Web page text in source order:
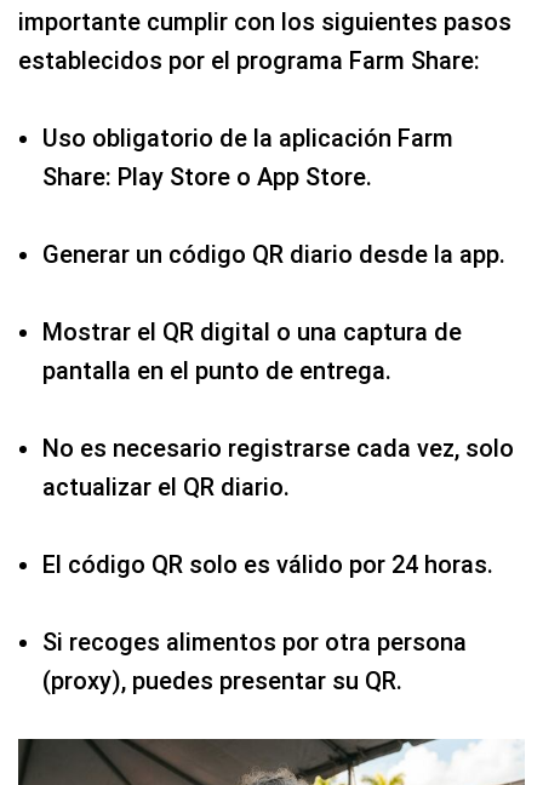
importante cumplir con los siguientes pasos
establecidos por el programa Farm Share:
Uso obligatorio de la aplicación Farm
Share: Play Store o App Store.
Generar un código QR diario desde la app.
Mostrar el QR digital o una captura de
pantalla en el punto de entrega.
No es necesario registrarse cada vez, solo
actualizar el QR diario.
El código QR solo es válido por 24 horas.
Si recoges alimentos por otra persona
(proxy), puedes presentar su QR.